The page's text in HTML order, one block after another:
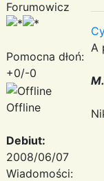
Forumowicz
Pomocna dłoń:
+0/-0
Offline
Debiut:
2008/06/07
Wiadomości:
A